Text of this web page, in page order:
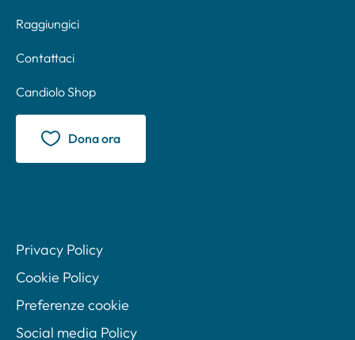
Raggiungici
Contattaci
Candiolo Shop
Dona ora
Privacy Policy
Cookie Policy
Preferenze cookie
Social media Policy